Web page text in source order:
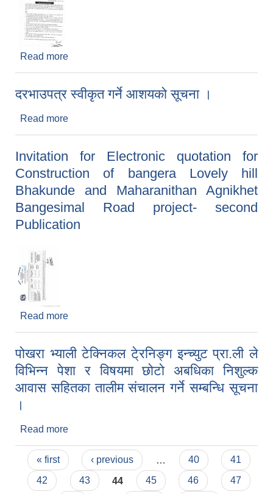
Read more
दरभाउपत्र स्वीकृत गर्ने आशयको सूचना ।
Read more
Invitation for Electronic quotation for
Construction of bangera Lovely hill
Bhakunde and Maharanithan Agnikhet
Bangesimal Road project- second
Publication
Read more
project- second Publication
पोखरा भ्याली टेक्निकल टे्रनिङ्ग इन्च्युट प्रा.ली ले
विभिन्न पेशा र विषयमा छोटो अबधिका निशुल्क
आवास सहितका तालीम संचालन गर्ने सम्बन्धि सूचना
।
Read more
सहितका तालीम संचालन गर्ने सम्बन्धि सूचना ।
Pages
« first ‹ previous 40
41
42
43 44 45 46 47